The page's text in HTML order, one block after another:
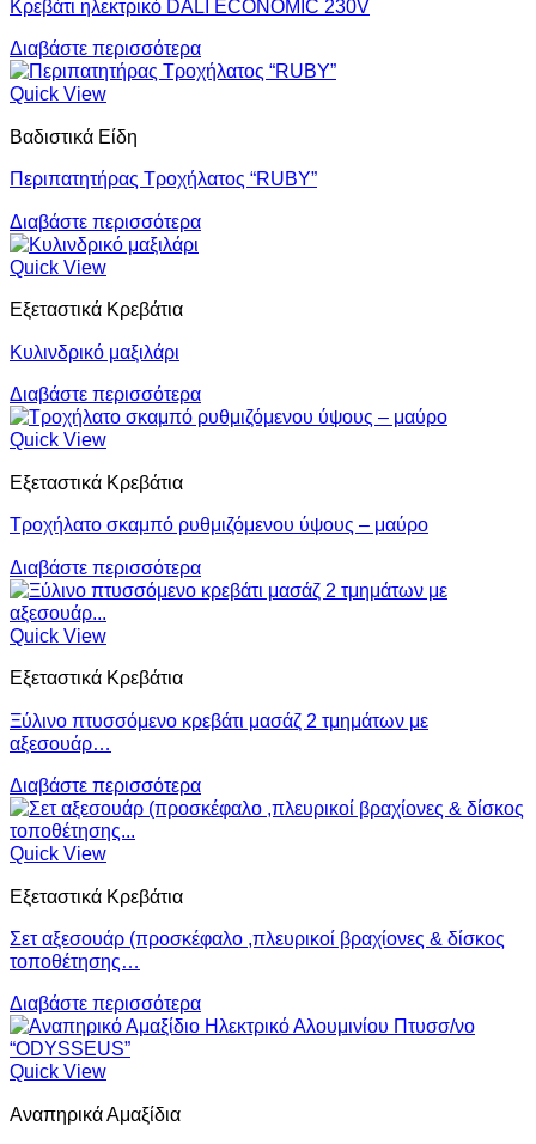
Κρεβάτι ηλεκτρικό DALI ECONOMIC 230V
Διαβάστε περισσότερα
Quick View
Βαδιστικά Είδη
Περιπατητήρας Τροχήλατος “RUBY”
Διαβάστε περισσότερα
Quick View
Εξεταστικά Κρεβάτια
Κυλινδρικό μαξιλάρι
Διαβάστε περισσότερα
Quick View
Εξεταστικά Κρεβάτια
Τροχήλατο σκαμπό ρυθμιζόμενου ύψους – μαύρο
Διαβάστε περισσότερα
Quick View
Εξεταστικά Κρεβάτια
Ξύλινο πτυσσόμενο κρεβάτι μασάζ 2 τμημάτων με
αξεσουάρ…
Διαβάστε περισσότερα
Quick View
Εξεταστικά Κρεβάτια
Σετ αξεσουάρ (προσκέφαλο ,πλευρικοί βραχίονες & δίσκος
τοποθέτησης…
Διαβάστε περισσότερα
Quick View
Αναπηρικά Αμαξίδια